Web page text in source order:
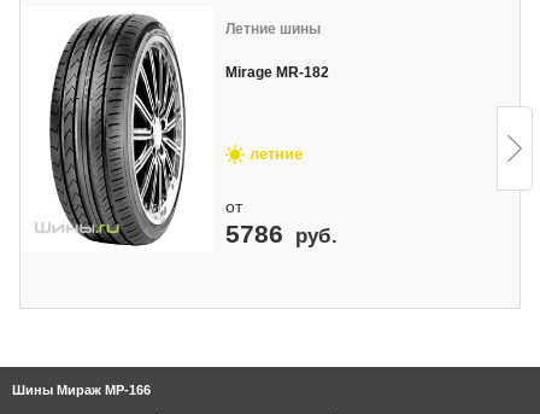
Шины Мираж МР-166
Летние шины
Mirage MR-182
летние
от
5786 руб.